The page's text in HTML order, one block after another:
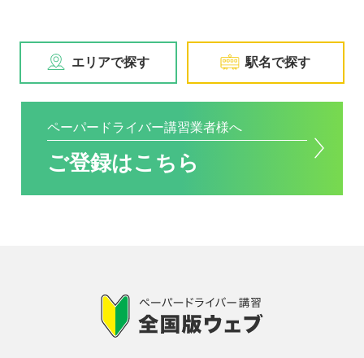
エリアで探す 駅名で探す
ペーパードライバー講習業者様へ
ご登録はこちら